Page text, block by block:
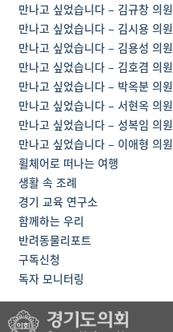
만나고 싶었습니다 – 김규창 의원
만나고 싶었습니다 – 김시용 의원
만나고 싶었습니다 – 김용성 의원
만나고 싶었습니다 – 김호겸 의원
만나고 싶었습니다 – 박옥분 의원
만나고 싶었습니다 – 서현옥 의원
만나고 싶었습니다 – 성복임 의원
만나고 싶었습니다 – 이애형 의원
휠체어로 떠나는 여행
생활 속 조례
경기 교육 연구소
함께하는 우리
반려동물리포트
구독신청
독자 모니터링